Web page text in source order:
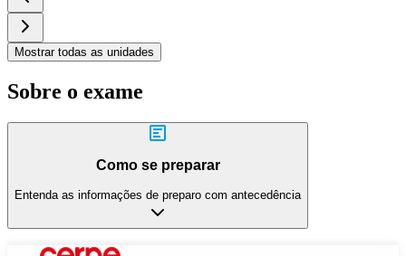
Mostrar todas as unidades
Sobre o exame
Como se preparar
Entenda as informações de preparo com antecedência